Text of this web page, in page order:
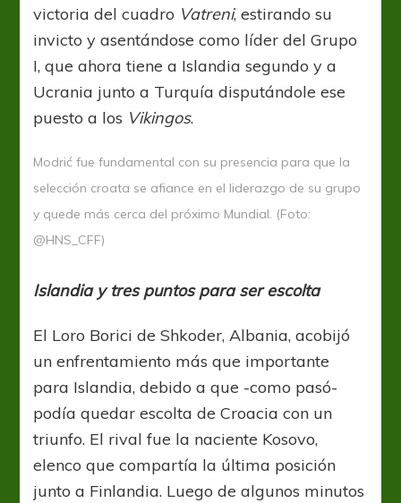
victoria del cuadro Vatreni, estirando su
invicto y asentándose como líder del Grupo
I, que ahora tiene a Islandia segundo y a
Ucrania junto a Turquía disputándole ese
puesto a los Vikingos.
Modrić fue fundamental con su presencia para que la
selección croata se afiance en el liderazgo de su grupo
y quede más cerca del próximo Mundial. (Foto:
@HNS_CFF)
Islandia y tres puntos para ser escolta
El Loro Borici de Shkoder, Albania, acobijó
un enfrentamiento más que importante
para Islandia, debido a que -como pasó-
podía quedar escolta de Croacia con un
triunfo. El rival fue la naciente Kosovo,
elenco que compartía la última posición
junto a Finlandia. Luego de algunos minutos